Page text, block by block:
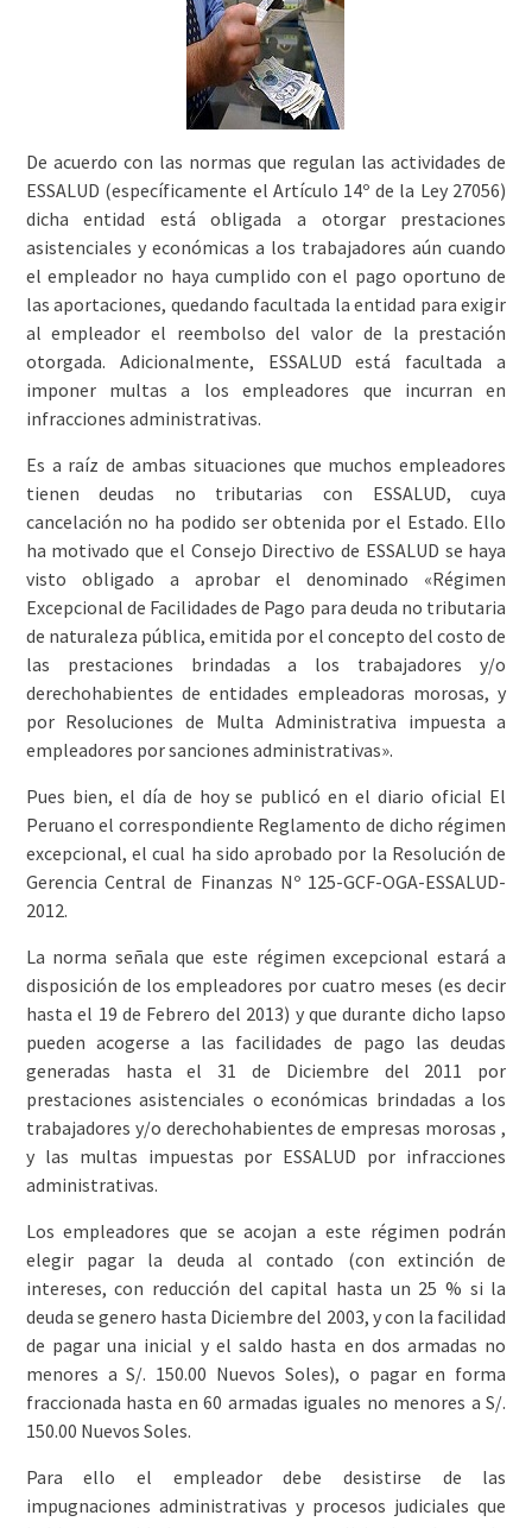
De acuerdo con las normas que regulan las actividades de
ESSALUD (específicamente el Artículo 14º de la Ley 27056)
dicha entidad está obligada a otorgar prestaciones
asistenciales y económicas a los trabajadores aún cuando
el empleador no haya cumplido con el pago oportuno de
las aportaciones, quedando facultada la entidad para exigir
al empleador el reembolso del valor de la prestación
otorgada. Adicionalmente, ESSALUD está facultada a
imponer multas a los empleadores que incurran en
infracciones administrativas.
Es a raíz de ambas situaciones que muchos empleadores
tienen deudas no tributarias con ESSALUD, cuya
cancelación no ha podido ser obtenida por el Estado. Ello
ha motivado que el Consejo Directivo de ESSALUD se haya
visto obligado a aprobar el denominado «Régimen
Excepcional de Facilidades de Pago para deuda no tributaria
de naturaleza pública, emitida por el concepto del costo de
las prestaciones brindadas a los trabajadores y/o
derechohabientes de entidades empleadoras morosas, y
por Resoluciones de Multa Administrativa impuesta a
empleadores por sanciones administrativas».
Pues bien, el día de hoy se publicó en el diario oficial El
Peruano el correspondiente Reglamento de dicho régimen
excepcional, el cual ha sido aprobado por la Resolución de
Gerencia Central de Finanzas Nº 125-GCF-OGA-ESSALUD-
2012.
La norma señala que este régimen excepcional estará a
disposición de los empleadores por cuatro meses (es decir
hasta el 19 de Febrero del 2013) y que durante dicho lapso
pueden acogerse a las facilidades de pago las deudas
generadas hasta el 31 de Diciembre del 2011 por
prestaciones asistenciales o económicas brindadas a los
trabajadores y/o derechohabientes de empresas morosas ,
y las multas impuestas por ESSALUD por infracciones
administrativas.
Los empleadores que se acojan a este régimen podrán
elegir pagar la deuda al contado (con extinción de
intereses, con reducción del capital hasta un 25 % si la
deuda se genero hasta Diciembre del 2003, y con la facilidad
de pagar una inicial y el saldo hasta en dos armadas no
menores a S/. 150.00 Nuevos Soles), o pagar en forma
fraccionada hasta en 60 armadas iguales no menores a S/.
150.00 Nuevos Soles.
Para ello el empleador debe desistirse de las
impugnaciones administrativas y procesos judiciales que